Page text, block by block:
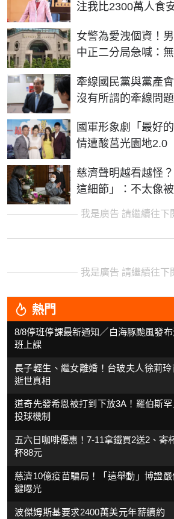
注我比2300萬人食
女警為愛洩個資！
中正二分局急喊：
牽線國民黨與黨產
沒有所謂的牽線問題
國軍形象劇「最好
情遭酸莒光園地2.0
慈濟聲明越看越怪
這細節」：不太像
我是廣告 請繼續往下
我是廣告 請繼續往下
熱門
8/8停班停課最新通知／白海豚颱風發
班上課
長子輕生、繼女離婚！台玻夫人徐莉
逝世真相
道奇先發希恩被打到下放3A！羅伯斯
投球機制
五六日咖啡優惠！7-11拿鐵買2送2、
杯88元
慈濟10億疫苗騙局！「這舉動」博證
鍵曝光
波傑姆斯基要求2400萬美元年薪續約